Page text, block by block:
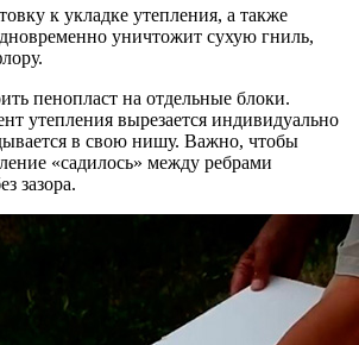
к укладке утепления, а также
уничтожит сухую гниль,
пенопласт на отдельные блоки.
утепления вырезается индивидуально
в свою нишу. Важно, чтобы
«садилось» между ребрами
зазора.